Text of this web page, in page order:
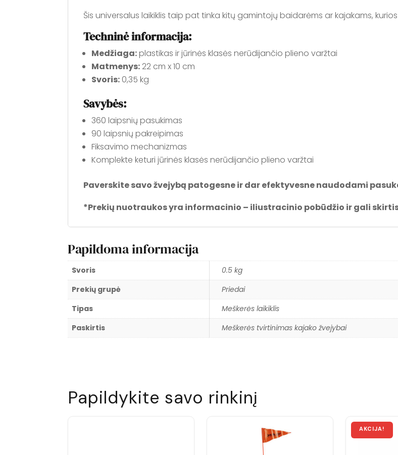
Šis universalus laikiklis taip pat tinka kitų gamintojų baidarėms ar kajakams,
Techninė informacija:
Medžiaga:plastikas ir jūrinės klasės nerūdijančio plieno varžtai
Matmenys: 22 cm x 10 cm
Svoris: 0,35 kg
Savybės:
360 laipsnių pasukimas
90 laipsnių pakreipimas
Fiksavimo mechanizmas
Komplekte keturi jūrinės klasės nerūdijančio plieno varžtai
Paverskite savo žvejybą patogesne ir dar efektyvesne naudodami
*Prekių nuotraukos yra informacinio – iliustracinio pobūdžio ir gali
Papildoma informacija
Svoris
0.5 kg
Prekių grupė
Priedai
Tipas
Meškerės laikiklis
Paskirtis
Meškerės tvirtinimas kajako žvejybai
Papildykite savo rinkinį